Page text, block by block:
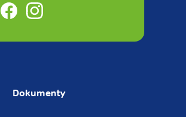
FacebookInstagram
Dokumenty